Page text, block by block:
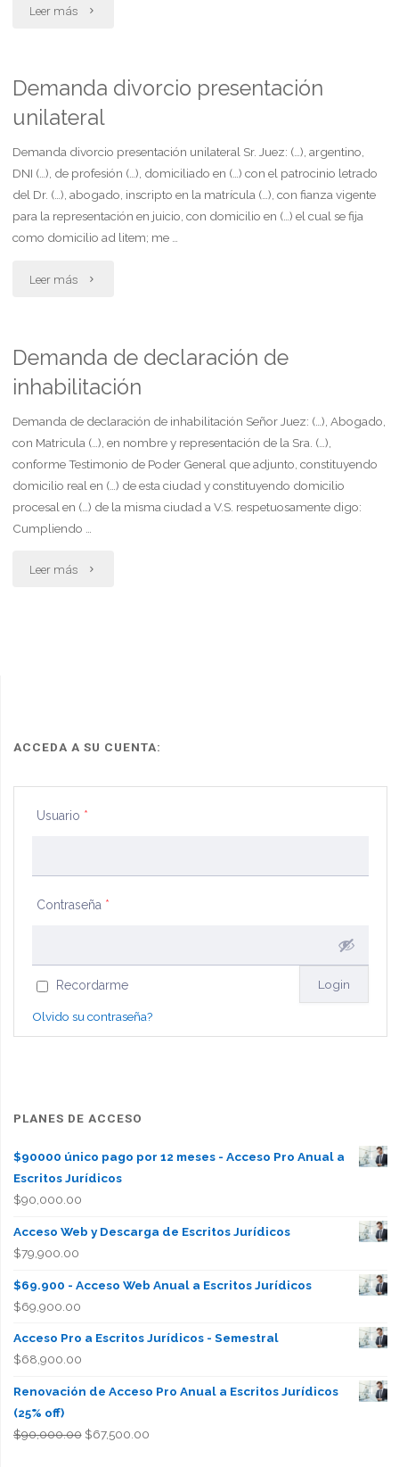
Leer más "Demanda
de
comunicación"
Demanda divorcio presentación
unilateral
Demanda divorcio presentación unilateral Sr. Juez: (…), argentino,
DNI (…), de profesión (…), domiciliado en (…) con el patrocinio letrado
del Dr. (…), abogado, inscripto en la matrícula (…), con fianza vigente
para la representación en juicio, con domicilio en (…) el cual se fija
como domicilio ad litem; me …
Leer más "Demanda
presentación
unilateral"
Demanda de declaración de
inhabilitación
Demanda de declaración de inhabilitación Señor Juez: (…), Abogado,
con Matricula (…), en nombre y representación de la Sra. (…),
conforme Testimonio de Poder General que adjunto, constituyendo
domicilio real en (…) de esta ciudad y constituyendo domicilio
procesal en (…) de la misma ciudad a V.S. respetuosamente digo:
Cumpliendo …
Leer más "Demanda
ACCEDA A SU CUENTA:
Usuario *
Contraseña *
Recordarme
Olvido su contraseña?
PLANES DE ACCESO
$90000 único pago por 12 meses - Acceso Pro Anual a
Escritos Jurídicos
$90,000.00
Acceso Web y Descarga de Escritos Jurídicos
$79,900.00
$69.900 - Acceso Web Anual a Escritos Jurídicos
$69,900.00
Acceso Pro a Escritos Jurídicos - Semestral
$68,900.00
Renovación de Acceso Pro Anual a Escritos Jurídicos
(25% off)
$90,000.00 El
$67,500.00El